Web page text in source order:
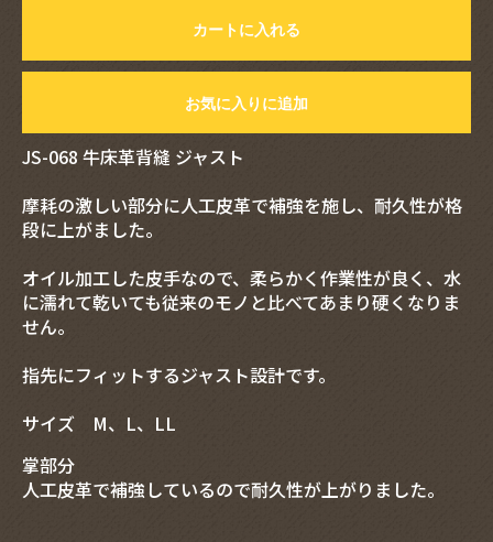
カートに入れる
お気に入りに追加
JS-068 牛床革背縫 ジャスト
摩耗の激しい部分に人工皮革で補強を施し、耐久性が格
段に上がました。
オイル加工した皮手なので、柔らかく作業性が良く、水
に濡れて乾いても従来のモノと比べてあまり硬くなりま
せん。
指先にフィットするジャスト設計です。
サイズ M、L、LL
掌部分
人工皮革で補強しているので耐久性が上がりました。